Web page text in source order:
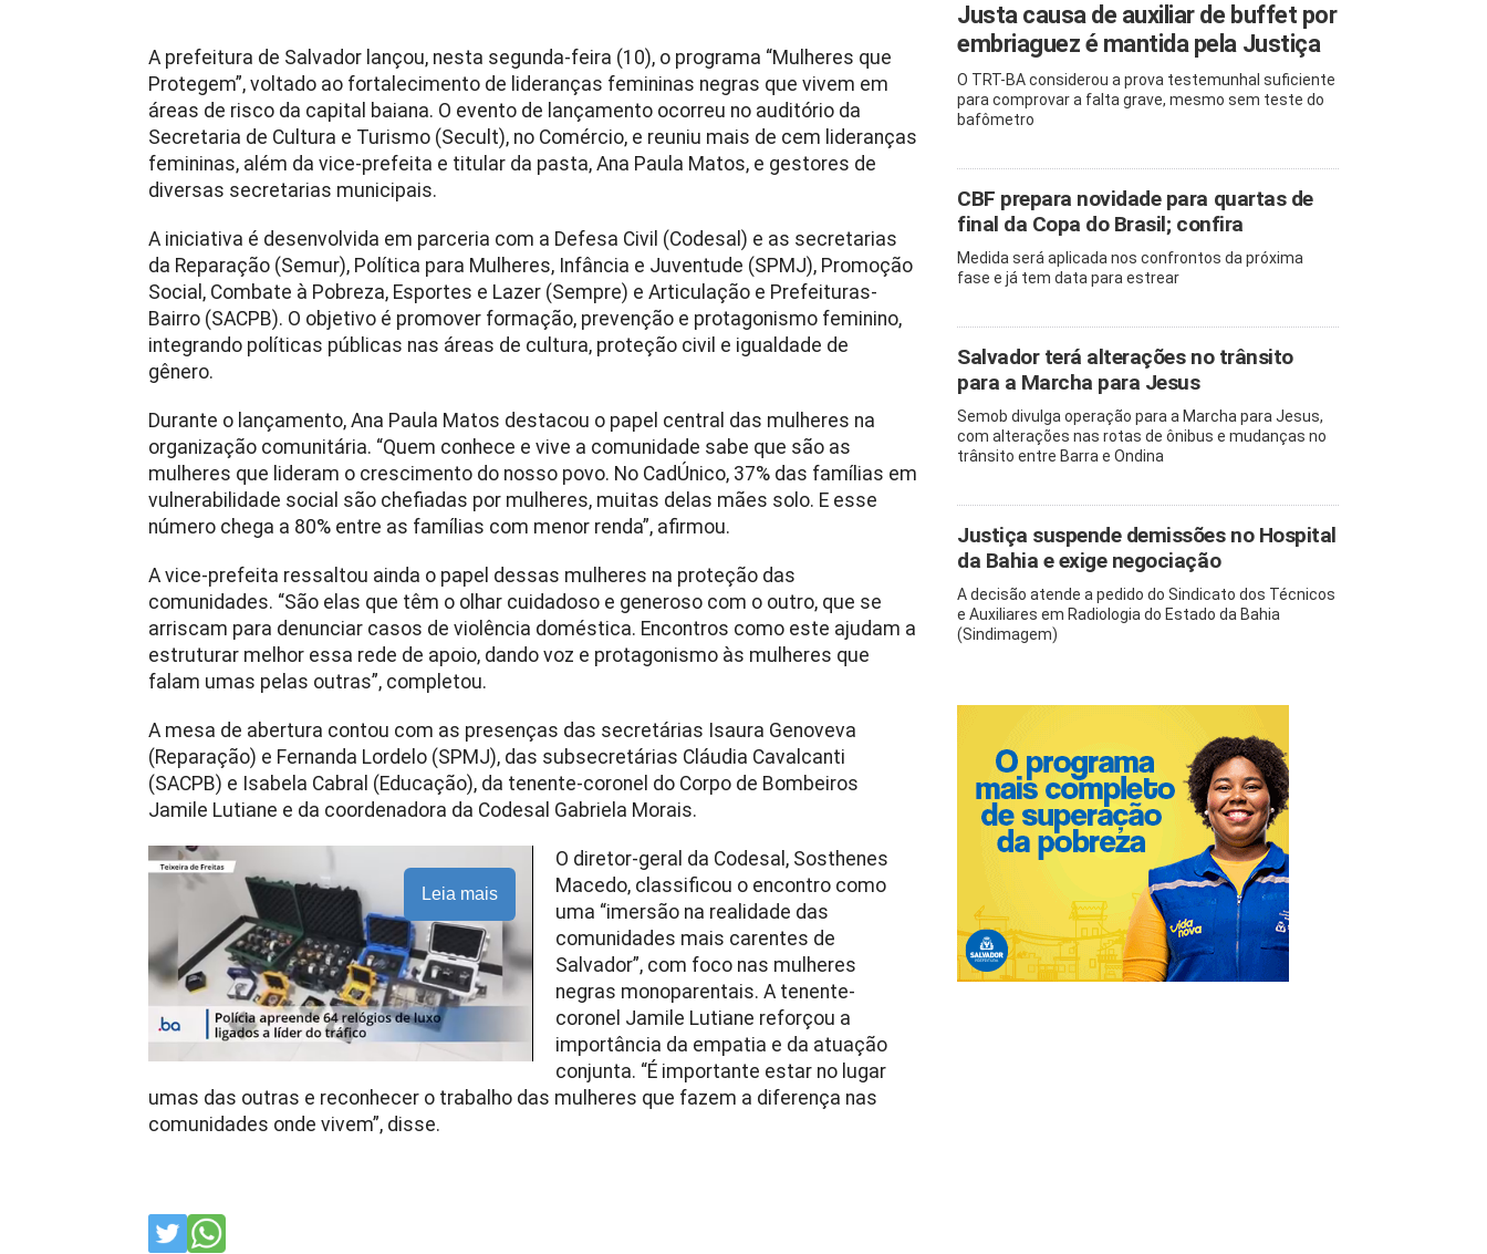
A prefeitura de Salvador lançou, nesta segunda-feira (10), o programa “Mulheres que
Protegem”, voltado ao fortalecimento de lideranças femininas negras que vivem em
áreas de risco da capital baiana. O evento de lançamento ocorreu no auditório da
Secretaria de Cultura e Turismo (Secult), no Comércio, e reuniu mais de cem lideranças
femininas, além da vice-prefeita e titular da pasta, Ana Paula Matos, e gestores de
diversas secretarias municipais.
A iniciativa é desenvolvida em parceria com a Defesa Civil (Codesal) e as secretarias
da Reparação (Semur), Política para Mulheres, Infância e Juventude (SPMJ), Promoção
Social, Combate à Pobreza, Esportes e Lazer (Sempre) e Articulação e Prefeituras-
Bairro (SACPB). O objetivo é promover formação, prevenção e protagonismo feminino,
integrando políticas públicas nas áreas de cultura, proteção civil e igualdade de
gênero.
Durante o lançamento, Ana Paula Matos destacou o papel central das mulheres na
organização comunitária. “Quem conhece e vive a comunidade sabe que são as
mulheres que lideram o crescimento do nosso povo. No CadÚnico, 37% das famílias em
vulnerabilidade social são chefiadas por mulheres, muitas delas mães solo. E esse
número chega a 80% entre as famílias com menor renda”, afirmou.
A vice-prefeita ressaltou ainda o papel dessas mulheres na proteção das
comunidades. “São elas que têm o olhar cuidadoso e generoso com o outro, que se
arriscam para denunciar casos de violência doméstica. Encontros como este ajudam a
estruturar melhor essa rede de apoio, dando voz e protagonismo às mulheres que
falam umas pelas outras”, completou.
A mesa de abertura contou com as presenças das secretárias Isaura Genoveva
(Reparação) e Fernanda Lordelo (SPMJ), das subsecretárias Cláudia Cavalcanti
(SACPB) e Isabela Cabral (Educação), da tenente-coronel do Corpo de Bombeiros
Jamile Lutiane e da coordenadora da Codesal Gabriela Morais.
Leia mais
O diretor-geral da Codesal, Sosthenes
Macedo, classificou o encontro como
uma “imersão na realidade das
comunidades mais carentes de
Salvador”, com foco nas mulheres
negras monoparentais. A tenente-
coronel Jamile Lutiane reforçou a
importância da empatia e da atuação
conjunta. “É importante estar no lugar
umas das outras e reconhecer o trabalho das mulheres que fazem a diferença nas
comunidades onde vivem”, disse.
Justa causa de auxiliar de buffet por
embriaguez é mantida pela Justiça
O TRT-BA considerou a prova testemunhal suficiente
para comprovar a falta grave, mesmo sem teste do
bafômetro
CBF prepara novidade para quartas de
final da Copa do Brasil; confira
Medida será aplicada nos confrontos da próxima
fase e já tem data para estrear
Salvador terá alterações no trânsito
para a Marcha para Jesus
Semob divulga operação para a Marcha para Jesus,
com alterações nas rotas de ônibus e mudanças no
trânsito entre Barra e Ondina
Justiça suspende demissões no Hospital
da Bahia e exige negociação
A decisão atende a pedido do Sindicato dos Técnicos
e Auxiliares em Radiologia do Estado da Bahia
(Sindimagem)